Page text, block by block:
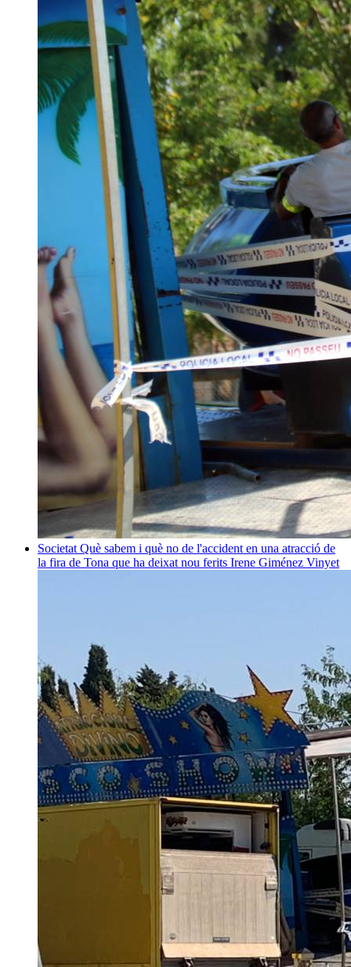
Societat Què sabem i què no de l'accident en una atracció de
la fira de Tona que ha deixat nou ferits Irene Giménez Vinyet